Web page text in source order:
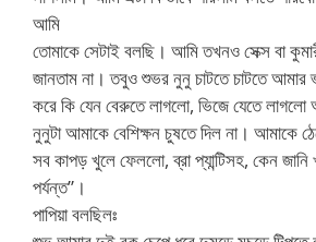
আমি
তোমাকে সেটাই বলছি। আমি তখনও সেক্স বা
জানতাম না। তবুও শুভর নুনু চাটতে চাটতে আমার
করে কি যেন বেরুতে লাগলো, ভিজে যেতে লাগলো
নুনুটা আমাকে বেশিক্ষন চুষতে দিল না। আমাকে
সব কাপড় খুলে ফেললো, ব্রা প্যান্টিসহ, কেন
পর্যন্ত”।
পাপিয়া বলছিলঃ